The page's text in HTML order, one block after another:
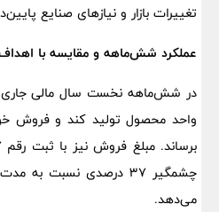
تغییرات بازار و نیازهای صنایع
عملکرد شش‌ماهه و مقایسه با
چشمگیر 37 درصدی نسبت
می‌دهد.